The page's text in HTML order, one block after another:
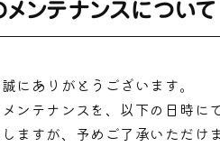
メンテナンスについて
ありがとうございます。
テナンスを、以下の日時に
ますが、予めご了承いただけ